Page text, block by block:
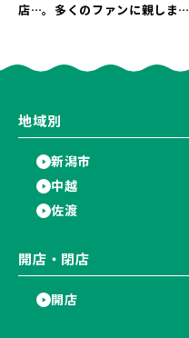
店…。多くのファンに親しまれ
地域別
新潟市
中越
佐渡
開店・閉店
開店